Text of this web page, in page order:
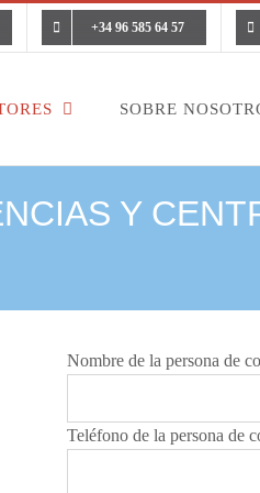
+34 96 585 64 57
SOBRE
Y
Nombre de la persona de
Teléfono de la persona de